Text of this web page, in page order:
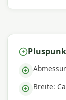
Breite: